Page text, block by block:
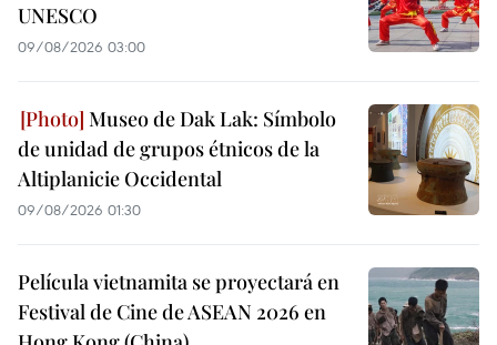
UNESCO
09/08/2026 03:00
Museo de Dak Lak: Símbolo
de unidad de grupos étnicos de la
Altiplanicie Occidental
09/08/2026 01:30
Película vietnamita se proyectará en
Festival de Cine de ASEAN 2026 en